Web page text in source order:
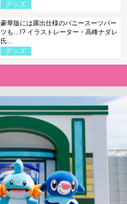
グッズ
豪華版には露出仕様のバニースーツパー
ツも…!? イラストレーター・高峰ナダレ
氏...
グッズ